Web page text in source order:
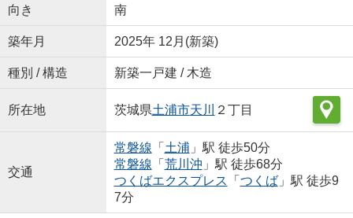
向き 南
築年月 2025年 12月(新築)
種別 / 構造 新築一戸建 / 木造
所在地 茨城県土浦市天川 ２丁目
交通
常磐線 「 土浦 」駅 徒歩50分
常磐線 「 荒川沖 」駅 徒歩68分
つくばエクスプレス 「 つくば」駅 徒歩9
7分